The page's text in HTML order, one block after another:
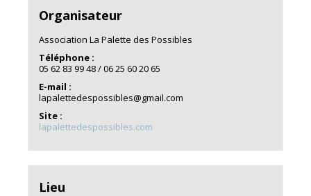
Organisateur
Association La Palette des Possibles
Téléphone :
05 62 83 99 48 / 06 25 60 20 65
E-mail :
lapalettedespossibles@gmail.com
Site :
lapalettedespossibles.com
Lieu